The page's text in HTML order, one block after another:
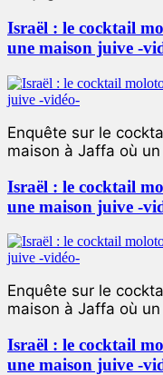
Israël : le cocktail
une maison juive -
Enquête sur le
maison à Jaffa où
Israël : le cocktail
une maison juive -
Enquête sur le
maison à Jaffa où
Israël : le cocktail
une maison juive -